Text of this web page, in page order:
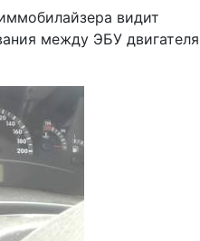
видит
между ЭБУ двигателя